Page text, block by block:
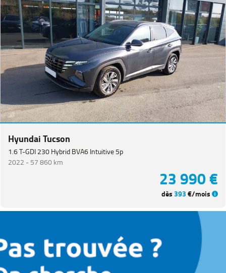
Hyundai Tucson
1.6 T-GDI 230 Hybrid BVA6 Intuitive 5p
2022 -57 860 km
23 990 €
dès393€/mois